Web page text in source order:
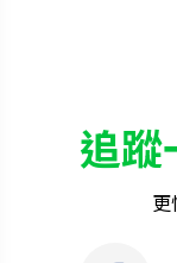
追蹤
更